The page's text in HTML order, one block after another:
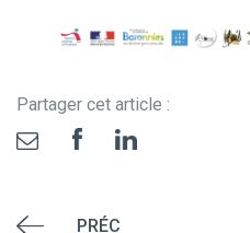
Partager cet article :
PRÉC